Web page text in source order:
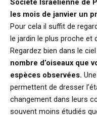
Société Israélienne de
les mois de janvier un
Pour cela il suffit de
le jardin le plus proche et
Regardez bien dans le
nombre d’oiseaux que
espèces observées.
permettent de dresser
changement dans leurs
souvent moins étudiés